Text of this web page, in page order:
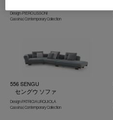
Design : PIERO LISSONI
Cassina | Contemporary Collection
556 SENGU
セングウ ソファ
Design :PATRICIA URQUIOLA
Cassina | Contemporary Collection